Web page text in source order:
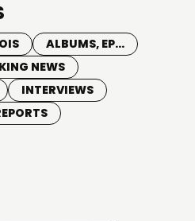
ALBUMS, EP...
NEWS
INTERVIEWS